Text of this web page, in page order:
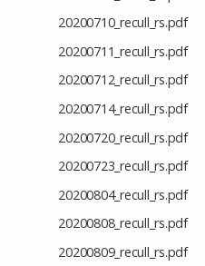
20200710_recull_rs.pdf
20200711_recull_rs.pdf
20200712_recull_rs.pdf
20200714_recull_rs.pdf
20200720_recull_rs.pdf
20200723_recull_rs.pdf
20200804_recull_rs.pdf
20200808_recull_rs.pdf
20200809_recull_rs.pdf